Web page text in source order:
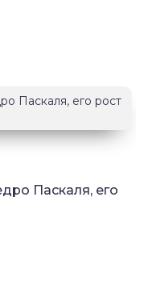
Паскаля, его